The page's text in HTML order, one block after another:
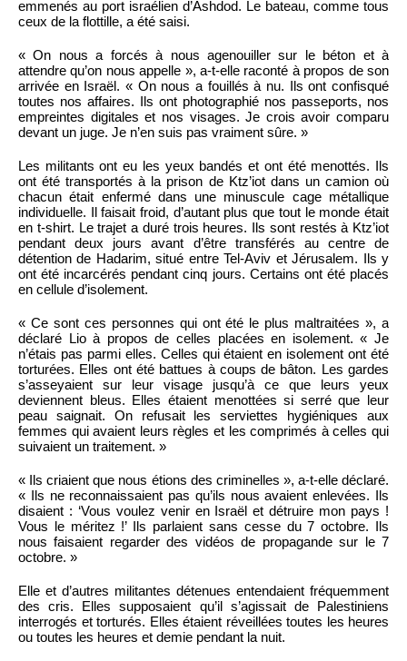
emmenés au port israélien d’Ashdod. Le bateau, comme tous
ceux de la flottille, a été saisi.
« On nous a forcés à nous agenouiller sur le béton et à
attendre qu’on nous appelle », a-t-elle raconté à propos de son
arrivée en Israël. « On nous a fouillés à nu. Ils ont confisqué
toutes nos affaires. Ils ont photographié nos passeports, nos
empreintes digitales et nos visages. Je crois avoir comparu
devant un juge. Je n’en suis pas vraiment sûre. »
Les militants ont eu les yeux bandés et ont été menottés. Ils
ont été transportés à la prison de Ktz’iot dans un camion où
chacun était enfermé dans une minuscule cage métallique
individuelle. Il faisait froid, d’autant plus que tout le monde était
en t-shirt. Le trajet a duré trois heures. Ils sont restés à Ktz’iot
pendant deux jours avant d’être transférés au centre de
détention de Hadarim, situé entre Tel-Aviv et Jérusalem. Ils y
ont été incarcérés pendant cinq jours. Certains ont été placés
en cellule d’isolement.
« Ce sont ces personnes qui ont été le plus maltraitées », a
déclaré Lio à propos de celles placées en isolement. « Je
n’étais pas parmi elles. Celles qui étaient en isolement ont été
torturées. Elles ont été battues à coups de bâton. Les gardes
s’asseyaient sur leur visage jusqu’à ce que leurs yeux
deviennent bleus. Elles étaient menottées si serré que leur
peau saignait. On refusait les serviettes hygiéniques aux
femmes qui avaient leurs règles et les comprimés à celles qui
suivaient un traitement. »
« Ils criaient que nous étions des criminelles », a-t-elle déclaré.
« Ils ne reconnaissaient pas qu’ils nous avaient enlevées. Ils
disaient : ‘Vous voulez venir en Israël et détruire mon pays !
Vous le méritez !’ Ils parlaient sans cesse du 7 octobre. Ils
nous faisaient regarder des vidéos de propagande sur le 7
octobre. »
Elle et d’autres militantes détenues entendaient fréquemment
des cris. Elles supposaient qu’il s’agissait de Palestiniens
interrogés et torturés. Elles étaient réveillées toutes les heures
ou toutes les heures et demie pendant la nuit.